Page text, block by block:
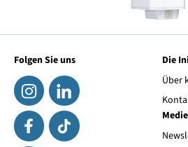
Folgen Sie uns
Die
Über